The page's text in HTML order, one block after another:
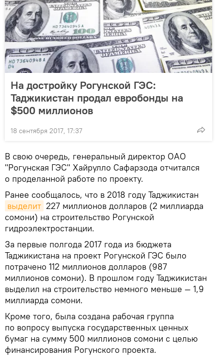
На достройку Рогунской ГЭС:
Таджикистан продал евробонды на
$500 миллионов
18 сентября 2017, 17:37
В свою очередь, генеральный директор ОАО
"Рогунская ГЭС" Хайрулло Сафарзода отчитался
о проделанной работе по проекту.
Ранее сообщалось, что в 2018 году Таджикистан
выделит 227 миллионов долларов (2 миллиарда
сомони) на строительство Рогунской
гидроэлектростанции.
За первые полгода 2017 года из бюджета
Таджикистана на проект Рогунской ГЭС было
потрачено 112 миллионов долларов (987
миллионов сомони). В прошлом году Таджикистан
выделил на строительство немного меньше — 1,9
миллиарда сомони.
Кроме того, была создана рабочая группа
по вопросу выпуска государственных ценных
бумаг на сумму 500 миллионов сомони с целью
финансирования Рогунского проекта.